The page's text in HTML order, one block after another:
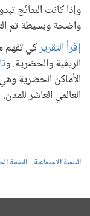
وإذا كانت النتائج
واضحة وبسيطة تم
إقرأ التقريركي تفهم
الريفية والحضرية. و
الأماكن الحضرية
العالمي العاشر للمدن.
التنمية الاجتماعية التنمية